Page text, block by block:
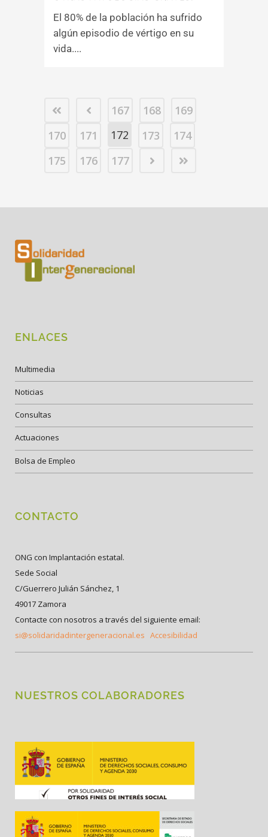
El 80% de la población ha sufrido
algún episodio de vértigo en su
vida....
167 168
169
170
171 172 173
174
175
176 177
ENLACES
Multimedia
Noticias
Consultas
Actuaciones
Bolsa de Empleo
CONTACTO
ONG con Implantación estatal.
Sede Social
C/Guerrero Julián Sánchez, 1
49017 Zamora
Contacte con nosotros a través del siguiente email:
si@solidaridadintergeneracional.es Accesibilidad
NUESTROS COLABORADORES